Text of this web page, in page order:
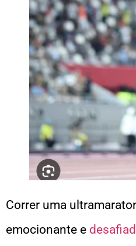
Correr uma
emocionante e